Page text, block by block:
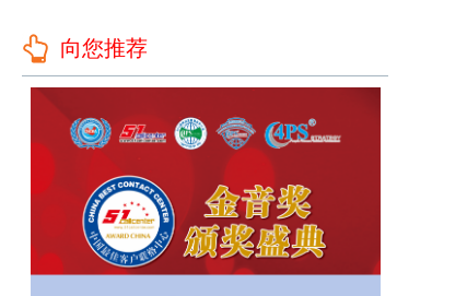
向您推荐